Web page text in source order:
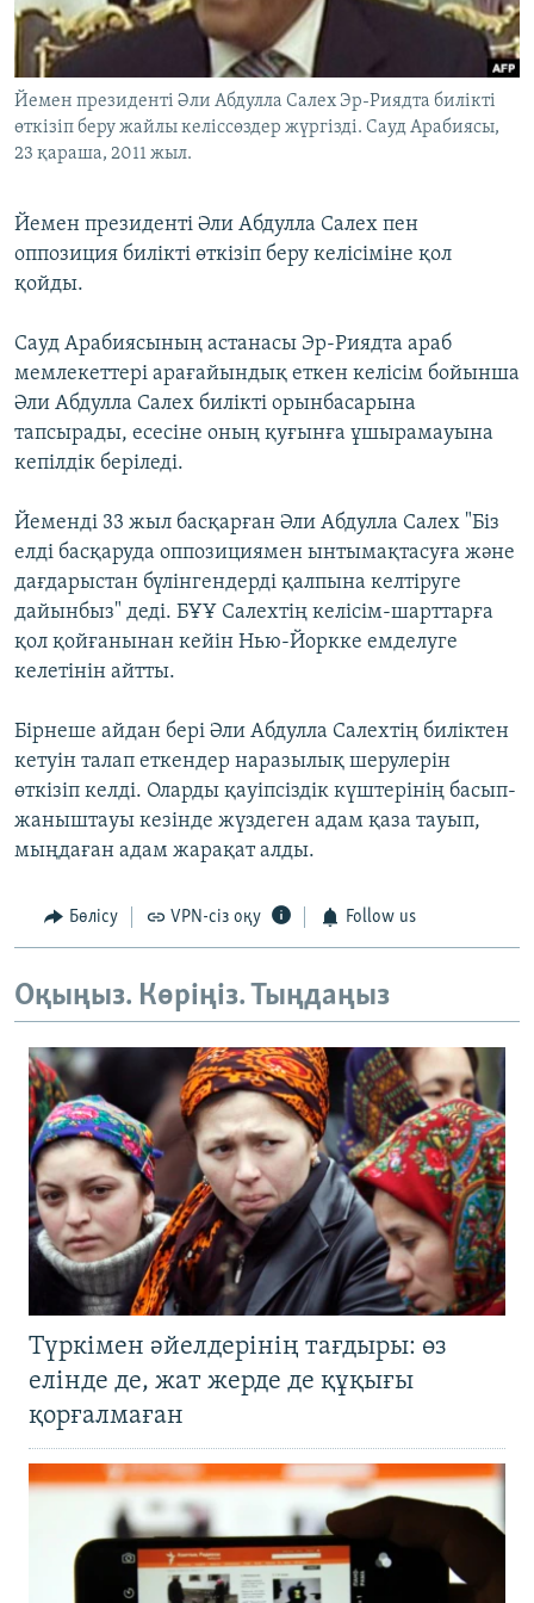
ЖАЗЫЛЫҢЫЗ
Басқа тілдерде
Йемен президенті Әли Абдулла Салех Эр-Риядта билікті
өткізіп беру жайлы келіссөздер жүргізді. Сауд Арабиясы,
23 қараша, 2011 жыл.
Йемен президенті Әли Абдулла Салех пен
оппозиция билікті өткізіп беру келісіміне қол
қойды.
Сауд Арабиясының астанасы Эр-Риядта араб
мемлекеттері арағайындық еткен келісім бойынша
Әли Абдулла Салех билікті орынбасарына
тапсырады, есесіне оның қуғынға ұшырамауына
кепілдік беріледі.
Йеменді 33 жыл басқарған Әли Абдулла Салех "Біз
елді басқаруда оппозициямен ынтымақтасуға және
дағдарыстан бүлінгендерді қалпына келтіруге
дайынбыз" деді. БҰҰ Салехтің келісім-шарттарға
қол қойғанынан кейін Нью-Йоркке емделуге
келетінін айтты.
Бірнеше айдан бері Әли Абдулла Салехтің биліктен
кетуін талап еткендер наразылық шерулерін
өткізіп келді. Оларды қауіпсіздік күштерінің басып-
жаныштауы кезінде жүздеген адам қаза тауып,
мыңдаған адам жарақат алды.
Бөлісу VPN-сіз оқу Follow us
Оқыңыз. Көріңіз. Тыңдаңыз
Түркімен әйелдерінің тағдыры: өз
елінде де, жат жерде де құқығы
қорғалмаған